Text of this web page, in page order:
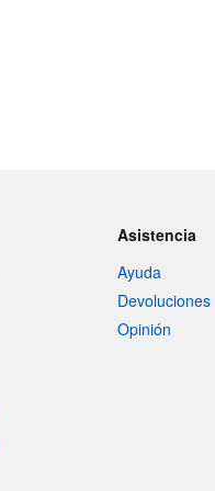
Asistencia
Ayuda
Devoluciones
Opinión